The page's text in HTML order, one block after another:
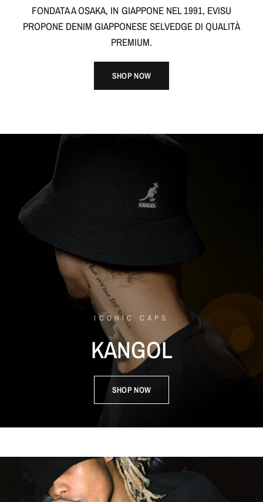
FONDATA A OSAKA, IN GIAPPONE NEL 1991, EVISU
PROPONE DENIM GIAPPONESE SELVEDGE DI QUALITÀ
PREMIUM.
SHOP NOW
ICONIC CAPS
KANGOL
SHOP NOW